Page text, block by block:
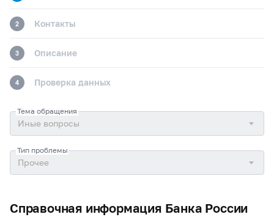
2 Контакты
3 Описание
4 Проверка данных
Тема обращения
Тип проблемы
Справочная информация Банка России